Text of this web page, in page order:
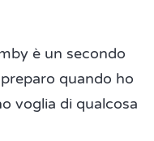
è un secondo
quando ho
voglia di qualcosa